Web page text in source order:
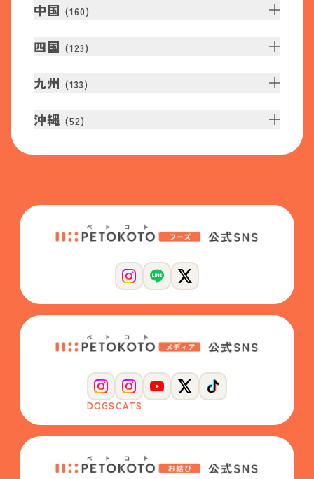
中国 (160)
四国 (123)
九州 (133)
沖縄 (52)
DOGSCATS